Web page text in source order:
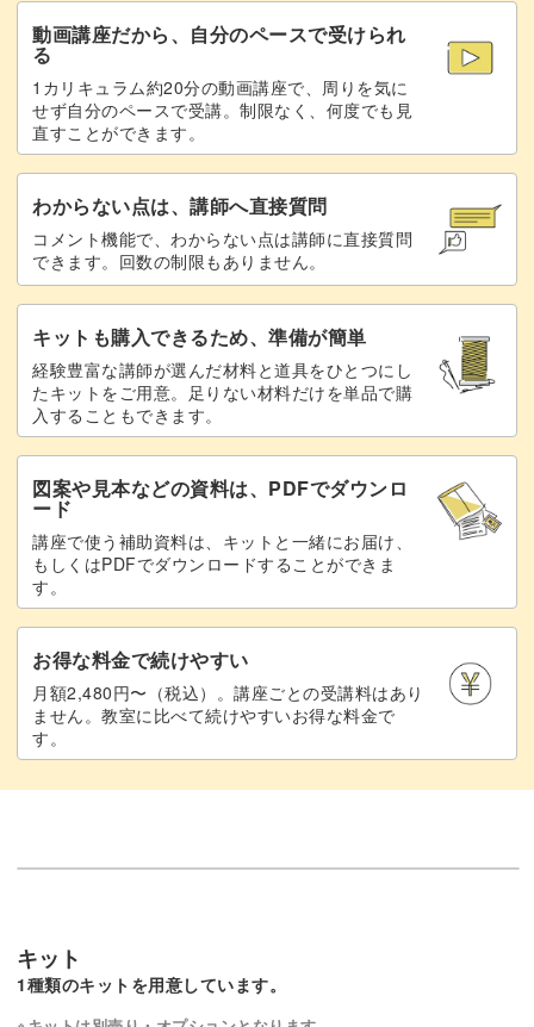
動画講座だから、自分のペースで受けられ
る
1カリキュラム約20分の動画講座で、周りを気に
せず自分のペースで受講。制限なく、何度でも見
直すことができます。
わからない点は、講師へ直接質問
コメント機能で、わからない点は講師に直接質問
できます。回数の制限もありません。
キットも購入できるため、準備が簡単
経験豊富な講師が選んだ材料と道具をひとつにし
たキットをご用意。足りない材料だけを単品で購
入することもできます。
図案や見本などの資料は、PDFでダウンロ
ード
講座で使う補助資料は、キットと一緒にお届け、
もしくはPDFでダウンロードすることができま
す。
お得な料金で続けやすい
月額2,480円〜（税込）。講座ごとの受講料はあり
ません。教室に比べて続けやすいお得な料金で
す。
キット
1種類のキットを用意しています。